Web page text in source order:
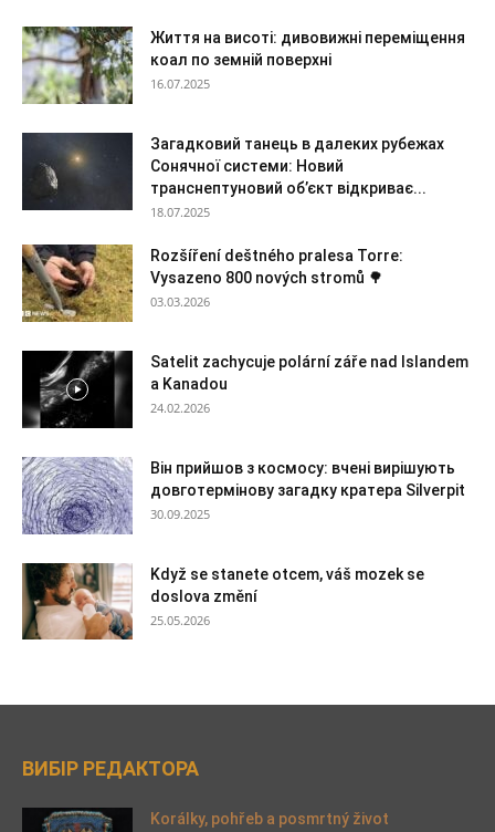
Життя на висоті: дивовижні переміщення
коал по земній поверхні
16.07.2025
Загадковий танець в далеких рубежах
Сонячної системи: Новий
транснептуновий об’єкт відкриває...
18.07.2025
Rozšíření deštného pralesa Torre:
Vysazeno 800 nových stromů 🌳
03.03.2026
Satelit zachycuje polární záře nad Islandem
a Kanadou
24.02.2026
Він прийшов з космосу: вчені вирішують
довготермінову загадку кратера Silverpit
30.09.2025
Když se stanete otcem, váš mozek se
doslova změní
25.05.2026
ВИБІР РЕДАКТОРА
Korálky, pohřeb a posmrtný život